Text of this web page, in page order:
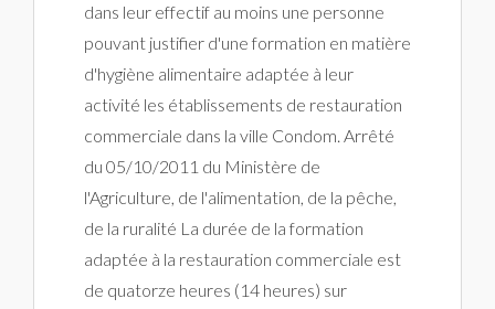
dans leur effectif au moins une personne
pouvant justifier d'une formation en matière
d'hygiène alimentaire adaptée à leur
activité les établissements de restauration
commerciale dans la ville Condom. Arrêté
du 05/10/2011 du Ministère de
l'Agriculture, de l'alimentation, de la pêche,
de la ruralité La durée de la formation
adaptée à la restauration commerciale est
de quatorze heures (14 heures) sur